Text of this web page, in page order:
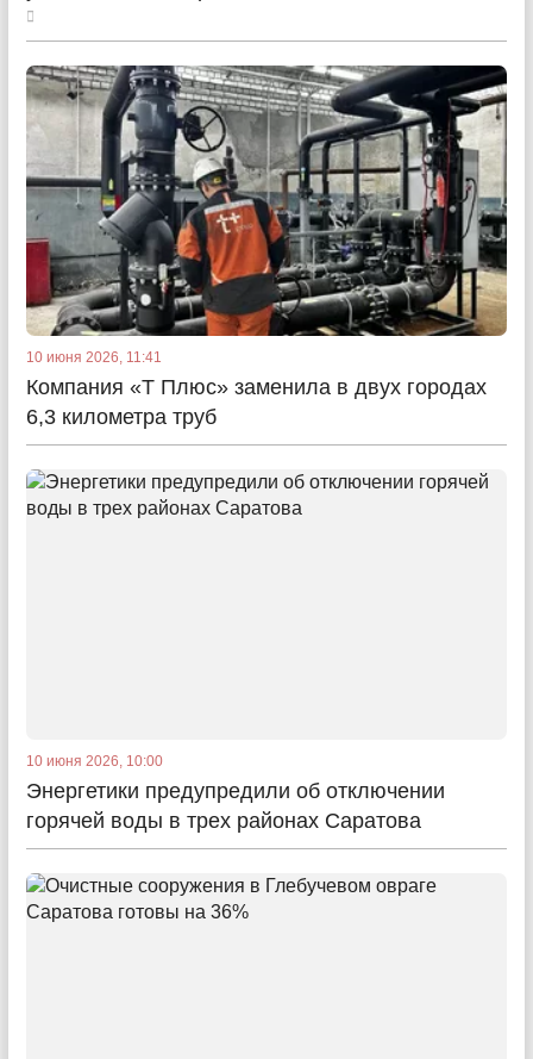
10 июня 2026, 11:41
Компания «Т Плюс» заменила в двух городах
6,3 километра труб
10 июня 2026, 10:00
Энергетики предупредили об отключении
горячей воды в трех районах Саратова